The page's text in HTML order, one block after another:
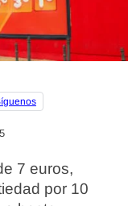
7 euros,
por 10